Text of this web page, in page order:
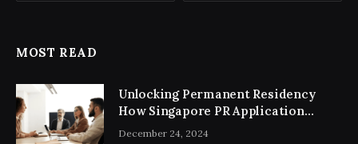
MOST READ
Unlocking Permanent Residency
How Singapore PR Application
Consultancy Simplifies the Process
December 24, 2024